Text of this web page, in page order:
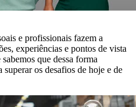
e profissionais fazem a
experiências e pontos de vista
que dessa forma
superar os desafios de hoje e de